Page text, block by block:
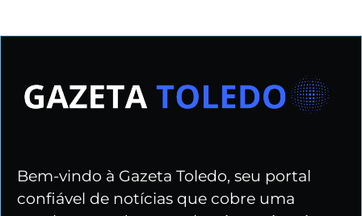
Bem-vindo à Gazeta Toledo, seu portal
confiável de notícias que cobre uma